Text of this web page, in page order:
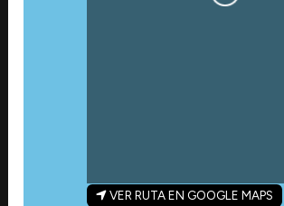
VER RUTA EN GOOGLE MAPS